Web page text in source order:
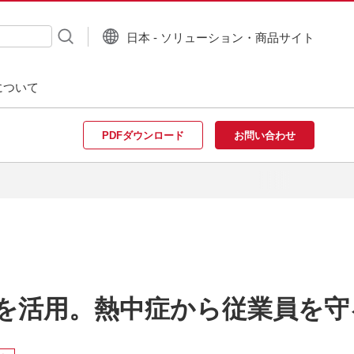
いて
日本 - ソリューション・商品サイト
PDFダウンロード お問い合わせ
用。熱中症から従業員を